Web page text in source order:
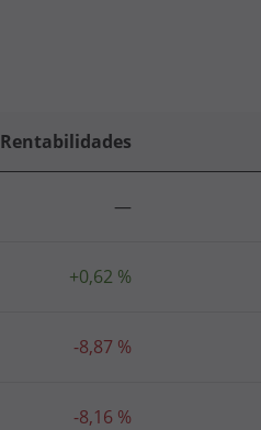
Rentabilidades
—
+0,62 %
-8,87 %
-8,16 %